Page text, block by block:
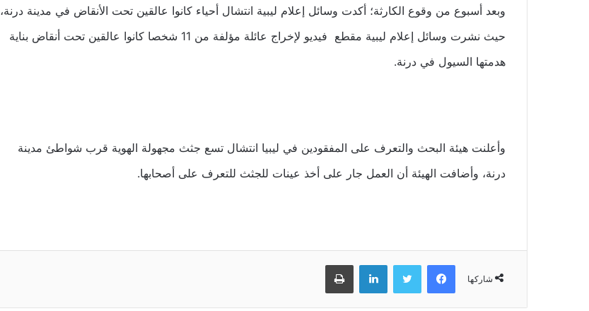
وبعد أسبوع من وقوع الكارثة؛ أكدت وسائل إعلام ليبية انتشال أحياء كانوا عالقين تحت الأنقاض في مدينة درنة،
حيث نشرت وسائل إعلام ليبية مقطع فيديو لإخراج عائلة مؤلفة من 11 شخصا كانوا عالقين تحت أنقاض بناية
هدمتها السيول في درنة.
وأعلنت هيئة البحث والتعرف على المفقودين في ليبيا انتشال تسع جثث مجهولة الهوية قرب شواطئ مدينة
درنة، وأضافت الهيئة أن العمل جار على أخذ عينات للجثث للتعرف على أصحابها.
شاركها
فيسبوك تويتر لينكدإن طباعة